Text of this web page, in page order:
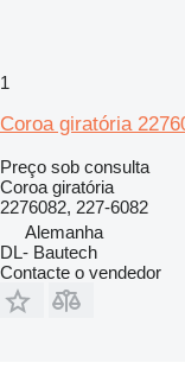
1
Coroa giratória
Preço sob consulta
Coroa giratória
2276082, 227-6082
Alemanha
DL- Bautech
Contacte o vendedor